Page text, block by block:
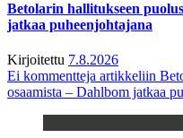
Betolarin hallitukseen
jatkaa puheenjohtajana
Kirjoitettu 7.8.2026
Ei kommentteja artikkeliin
osaamista – Dahlbom jatkaa